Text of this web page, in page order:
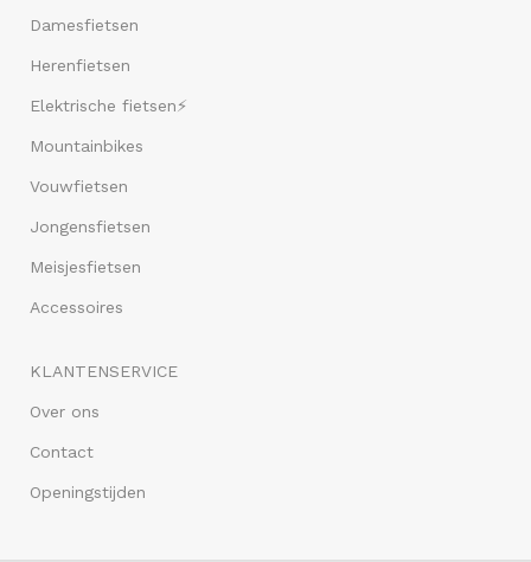
Damesfietsen
Herenfietsen
Elektrische fietsen⚡
Mountainbikes
Vouwfietsen
Jongensfietsen
Meisjesfietsen
Accessoires
KLANTENSERVICE
Over ons
Contact
Openingstijden